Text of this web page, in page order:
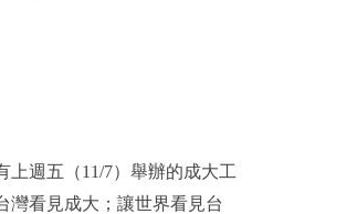
週五（11/7）舉辦的成大工
灣看見成大；讓世界看見台